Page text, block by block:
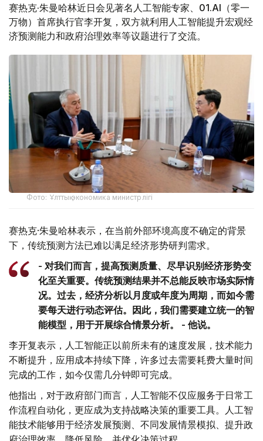
赛热克·朱曼哈林近日会见著名人工智能专家、01.AI （零一
万物）首席执行官李开复，双方就利用人工智能提升宏观经
济预测能力和政府治理效率等议题进行了交流。
Фото: Ұлттық экономика министрлігі
赛热克·朱曼哈林表示，在当前外部环境高度不确定的背景
下，传统预测方法已难以满足经济形势研判需求。
- 对我们而言，提高预测质量、尽早识别经济形势变
化至关重要。传统预测结果并不总能反映市场实际情
况。过去，经济分析以月度或年度为周期，而如今需
要每天进行动态评估。因此，我们需要建立统一的智
能模型，用于开展综合情景分析。 - 他说。
李开复表示，人工智能正以前所未有的速度发展，技术能力
不断提升，应用成本持续下降，许多过去需要耗费大量时间
完成的工作，如今仅需几分钟即可完成。
他指出，对于政府部门而言，人工智能不仅应服务于日常工
作流程自动化，更应成为支持战略决策的重要工具。人工智
能技术能够用于经济发展预测、不同发展情景模拟、提升政